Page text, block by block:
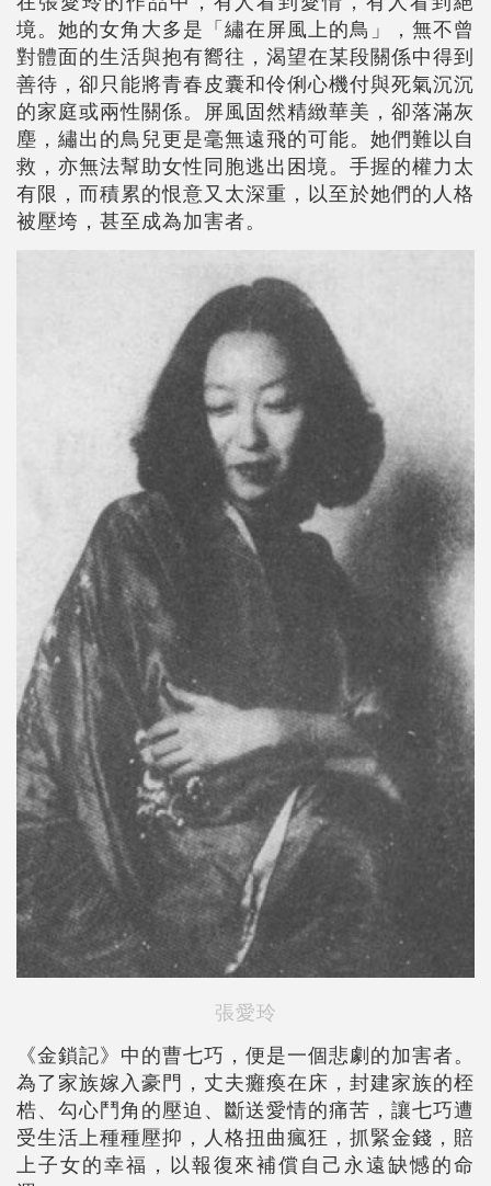
境。她的女角大多是「繡在屏風上的鳥」，無不曾
對體面的生活與抱有嚮往，渴望在某段關係中得到
善待，卻只能將青春皮囊和伶俐心機付與死氣沉沉
的家庭或兩性關係。屏風固然精緻華美，卻落滿灰
塵，繡出的鳥兒更是毫無遠飛的可能。她們難以自
救，亦無法幫助女性同胞逃出困境。手握的權力太
有限，而積累的恨意又太深重，以至於她們的人格
被壓垮，甚至成為加害者。
張愛玲
《金鎖記》中的曹七巧，便是一個悲劇的加害者。
為了家族嫁入豪門，丈夫癱瘓在床，封建家族的桎
梏、勾心鬥角的壓迫、斷送愛情的痛苦，讓七巧遭
受生活上種種壓抑，人格扭曲瘋狂，抓緊金錢，賠
上子女的幸福，以報復來補償自己永遠缺憾的命